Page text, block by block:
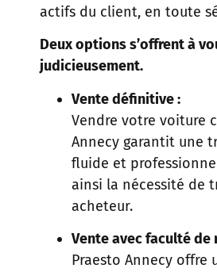
actifs du client, en toute
Deux options s’offrent à
judicieusement.
Vente définitive :
Vendre votre voiture
Annecy garantit une
fluide et
ainsi la nécessité de
acheteur.
Vente avec faculté de
Praesto Annecy offre